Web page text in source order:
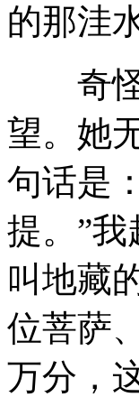
的那洼
奇怪
望。她
句话是
提。”
叫地藏
位菩萨
万分，